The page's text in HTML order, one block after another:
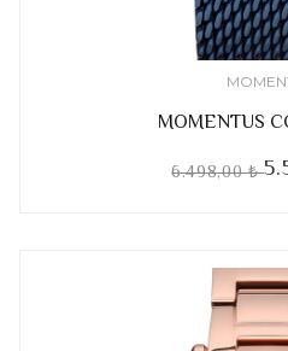
MOMENTUS
6.498,00 ₺